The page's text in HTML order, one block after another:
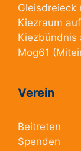
Gleisdreieck
Kiezraum
Kiezbündnis
Mog61
Verein
Beitreten
Spenden